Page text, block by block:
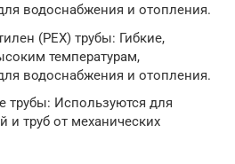
водоснабжения и отопления.
(PEX) трубы: Гибкие,
температурам,
водоснабжения и отопления.
трубы: Используются для
и труб от механических